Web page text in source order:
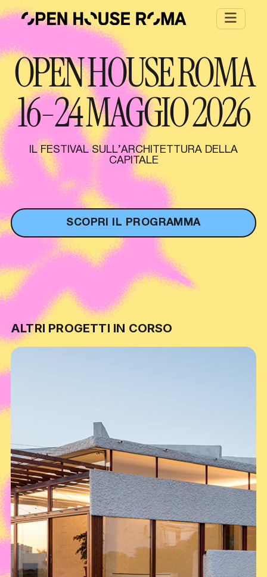
Salta al contenuto principale
OPEN HOUSE ROMA
16-24 MAGGIO 2026
IL FESTIVAL SULL’ARCHITETTURA DELLA
CAPITALE
SCOPRI IL PROGRAMMA
ALTRI PROGETTI IN CORSO